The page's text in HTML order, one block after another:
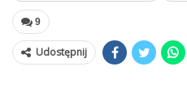
9
Udostępnij